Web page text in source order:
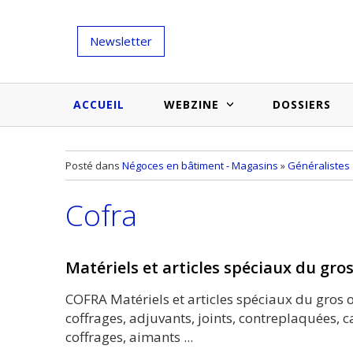
Newsletter
ACCUEIL WEBZINE
Salons et évènementiels
Médias du bâtiment
Etudes et enquêtes
DOSSIERS
Annuaire
Actualités des membres
Posté dans Négoces en bâtiment - Magasins »Généralistes
Cofra
Matériels et articles spéciaux du
COFRA Matériels et articles spéciaux du gros
coffrages, adjuvants, joints, contreplaquées,
coffrages, aimants ...